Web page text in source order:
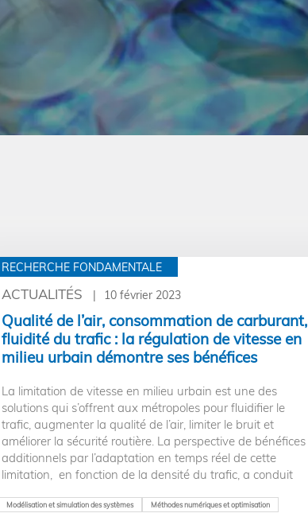
RECHERCHE FONDAMENTALE
ACTUALITÉS 10 février 2023
Qualité de l’air, consommation de carburant,
fluidité du trafic : la régulation de vitesse en
milieu urbain démontre ses bénéfices
La limitation de vitesse en milieu urbain est une des
solutions qui s’offrent aux métropoles pour fluidifier le
trafic, augmenter la qualité de l’air, limiter le bruit et
améliorer la sécurité routière. La perspective de bénéfices
additionnels par l’adaptation en temps réel de cette
limitation, en fonction de la densité du trafic, a conduit
d’une thèse.
Modélisation et simulation des systèmes Méthodes numériques et optimisation